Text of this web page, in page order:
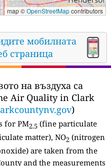
map ©OpenStreetMapcontributors
мобилната
страница
на въздуха са
Air Quality in Clark
)
for PM2.5 (fine particulate
matter), NO2 (nitrogen
are taken from the
and the measurements